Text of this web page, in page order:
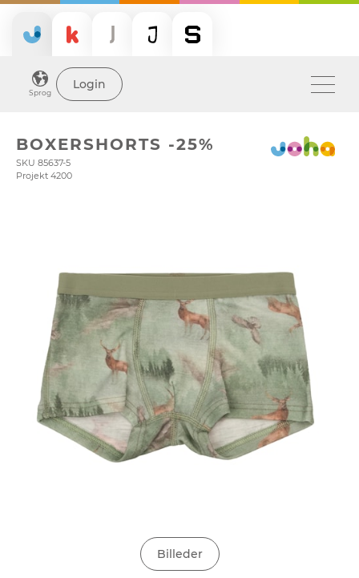
Sprog
Login
BOXERSHORTS -25%
SKU 85637-5
Projekt 4200
Billeder